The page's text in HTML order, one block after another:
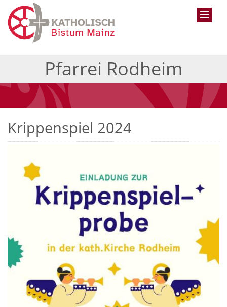
Pfarrei Rodheim
Krippenspiel 2024